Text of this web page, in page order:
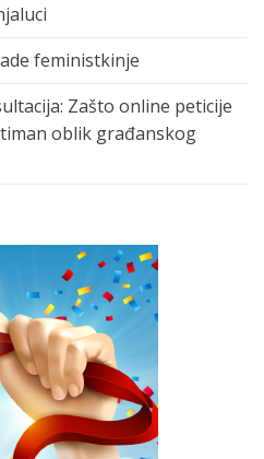
feministkinje
Zašto online peticije
oblik građanskog